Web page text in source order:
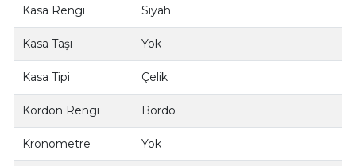
Kasa Rengi Siyah
Kasa Taşı Yok
Kasa Tipi Çelik
Kordon Rengi Bordo
Kronometre Yok